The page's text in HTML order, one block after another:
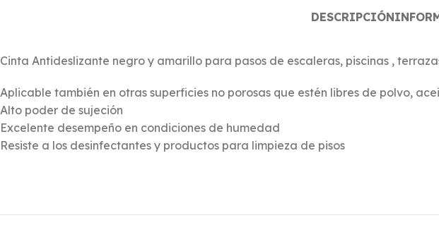
DESCRIPCIÓN
Cinta Antideslizante negro y amarillo para pasos de escaleras, piscinas ,
Aplicable también en otras superficies no porosas que estén libres de polvo,
Alto poder de sujeción
Excelente desempeño en condiciones de humedad
Resiste a los desinfectantes y productos para limpieza de pisos